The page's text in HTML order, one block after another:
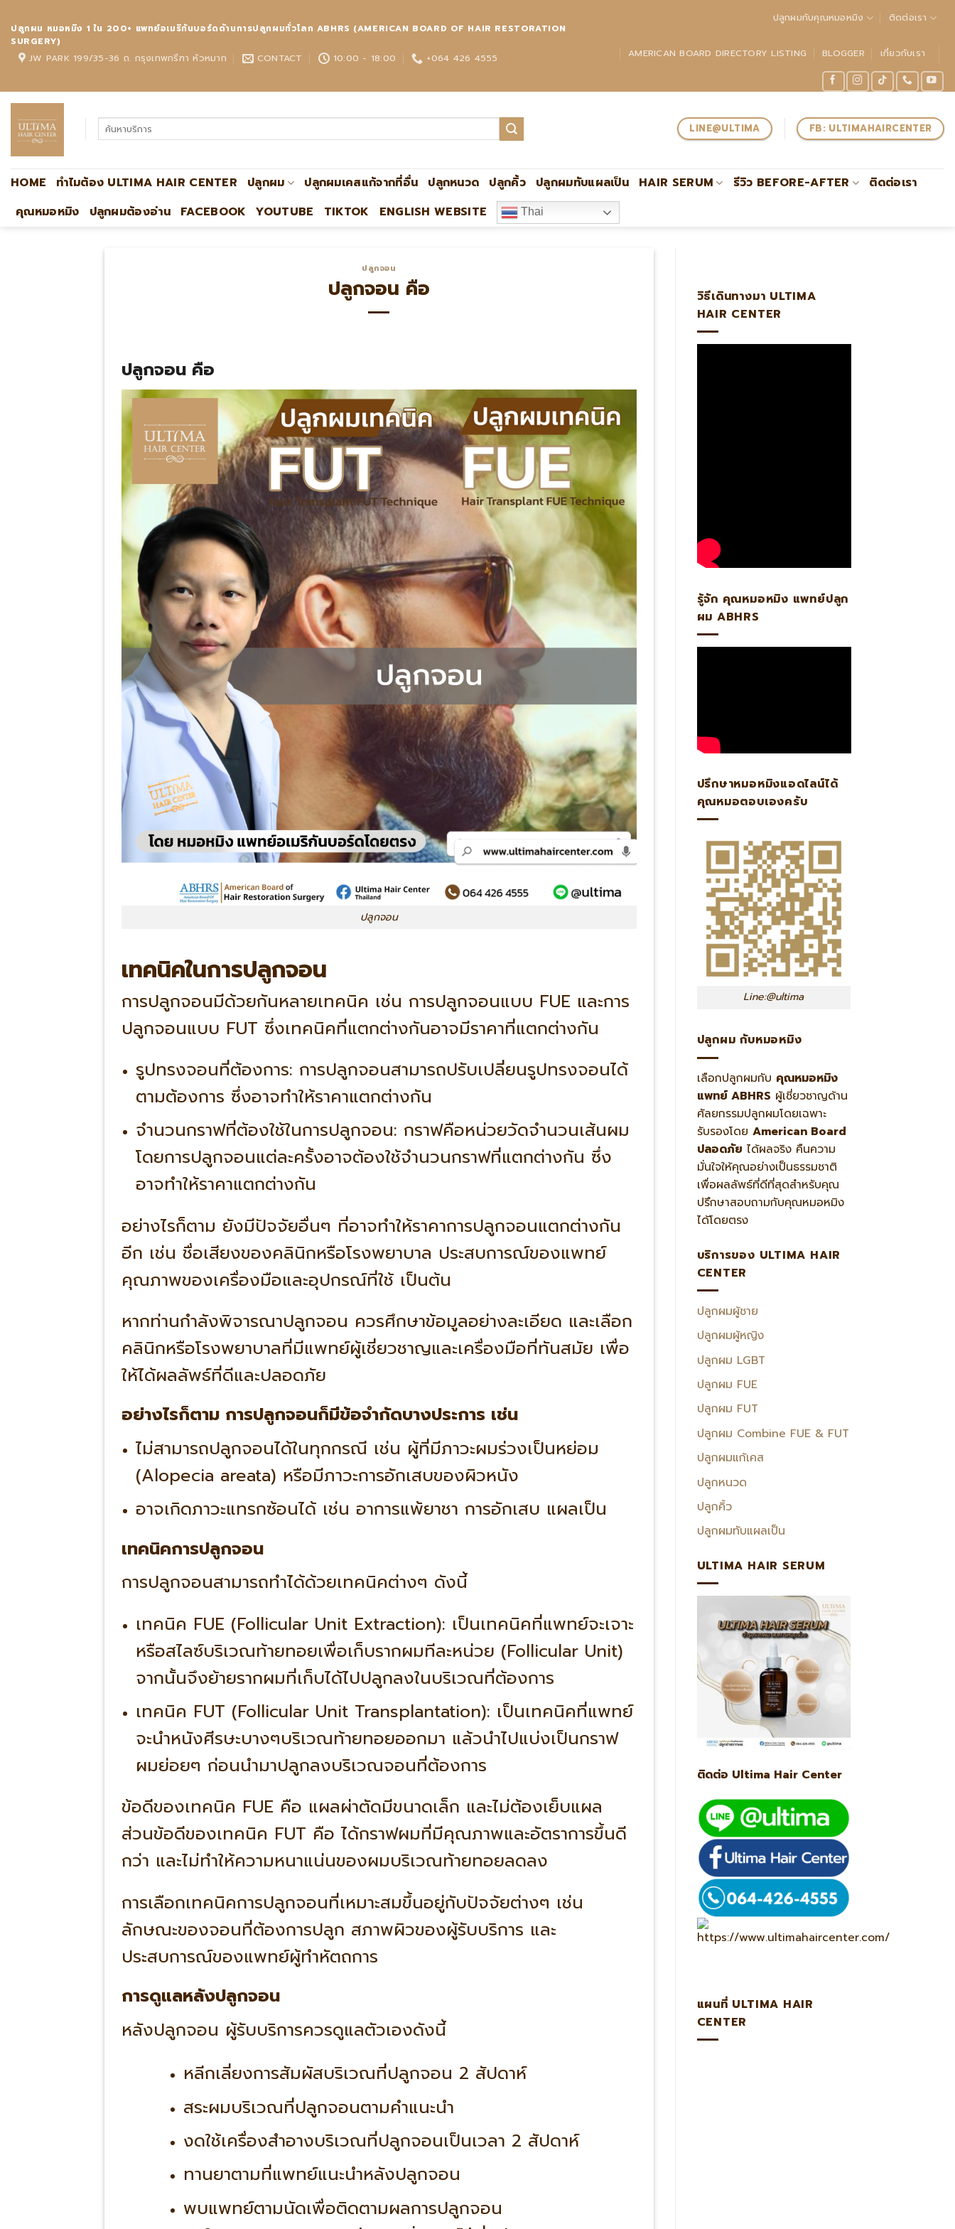
content
ปลูกผม หมอหมิง 1 ใน 200+ แพทย์อเมริกันบอร์ดด้านการปลูกผมทั่วโลก ABHRS (AMERICAN BOARD OF HAIR RESTORATION
SURGERY)
JW PARK 199/35-36 ถ. กรุงเทพกรีฑา หัวหมาก CONTACT 10:00 - 18:00 +064 426 4555
ปลูกผมกับคุณหมอหมิง ติดต่อเรา
AMERICAN BOARD DIRECTORY LISTING BLOGGER เกี่ยวกับเรา
LINE@ULTIMA FB: ULTIMAHAIRCENTER
HOME ทำไมต้อง ULTIMA HAIR CENTER ปลูกผม ปลูกผมเคสแก้จากที่อื่น ปลูกหนวด ปลูกคิ้ว ปลูกผมทับแผลเป็น HAIR SERUM รีวิว BEFORE-AFTER
ติดต่อเรา
คุณหมอหมิง
ปลูกผมต้องอ่าน FACEBOOK YOUTUBE TIKTOK ENGLISH WEBSITE Thai
ปลูกจอน
ปลูกจอน คือ
ปลูกจอน คือ
ปลูกจอน
เทคนิคในการปลูกจอน
การปลูกจอนมีด้วยกันหลายเทคนิค เช่น การปลูกจอนแบบ FUE และการ
ปลูกจอนแบบ FUT ซึ่งเทคนิคที่แตกต่างกันอาจมีราคาที่แตกต่างกัน
รูปทรงจอนที่ต้องการ: การปลูกจอนสามารถปรับเปลี่ยนรูปทรงจอนได้
ตามต้องการ ซึ่งอาจทำให้ราคาแตกต่างกัน
จำนวนกราฟที่ต้องใช้ในการปลูกจอน: กราฟคือหน่วยวัดจำนวนเส้นผม
โดยการปลูกจอนแต่ละครั้งอาจต้องใช้จำนวนกราฟที่แตกต่างกัน ซึ่ง
อาจทำให้ราคาแตกต่างกัน
อย่างไรก็ตาม ยังมีปัจจัยอื่นๆ ที่อาจทำให้ราคาการปลูกจอนแตกต่างกัน
อีก เช่น ชื่อเสียงของคลินิกหรือโรงพยาบาล ประสบการณ์ของแพทย์
คุณภาพของเครื่องมือและอุปกรณ์ที่ใช้ เป็นต้น
หากท่านกำลังพิจารณาปลูกจอน ควรศึกษาข้อมูลอย่างละเอียด และเลือก
คลินิกหรือโรงพยาบาลที่มีแพทย์ผู้เชี่ยวชาญและเครื่องมือที่ทันสมัย เพื่อ
ให้ได้ผลลัพธ์ที่ดีและปลอดภัย
อย่างไรก็ตาม การปลูกจอนก็มีข้อจำกัดบางประการ เช่น
ไม่สามารถปลูกจอนได้ในทุกกรณี เช่น ผู้ที่มีภาวะผมร่วงเป็นหย่อม
(Alopecia areata) หรือมีภาวะการอักเสบของผิวหนัง
อาจเกิดภาวะแทรกซ้อนได้ เช่น อาการแพ้ยาชา การอักเสบ แผลเป็น
เทคนิคการปลูกจอน
การปลูกจอนสามารถทำได้ด้วยเทคนิคต่างๆ ดังนี้
เทคนิค FUE (Follicular Unit Extraction): เป็นเทคนิคที่แพทย์จะเจาะ
หรือสไลซ์บริเวณท้ายทอยเพื่อเก็บรากผมทีละหน่วย (Follicular Unit)
จากนั้นจึงย้ายรากผมที่เก็บได้ไปปลูกลงในบริเวณที่ต้องการ
เทคนิค FUT (Follicular Unit Transplantation): เป็นเทคนิคที่แพทย์
จะนำหนังศีรษะบางๆบริเวณท้ายทอยออกมา แล้วนำไปแบ่งเป็นกราฟ
ผมย่อยๆ ก่อนนำมาปลูกลงบริเวณจอนที่ต้องการ
ข้อดีของเทคนิค FUE คือ แผลผ่าตัดมีขนาดเล็ก และไม่ต้องเย็บแผล
ส่วนข้อดีของเทคนิค FUT คือ ได้กราฟผมที่มีคุณภาพและอัตราการขึ้นดี
กว่า และไม่ทำให้ความหนาแน่นของผมบริเวณท้ายทอยลดลง
การเลือกเทคนิคการปลูกจอนที่เหมาะสมขึ้นอยู่กับปัจจัยต่างๆ เช่น
ลักษณะของจอนที่ต้องการปลูก สภาพผิวของผู้รับบริการ และ
ประสบการณ์ของแพทย์ผู้ทำหัตถการ
การดูแลหลังปลูกจอน
หลังปลูกจอน ผู้รับบริการควรดูแลตัวเองดังนี้
หลีกเลี่ยงการสัมผัสบริเวณที่ปลูกจอน 2 สัปดาห์
สระผมบริเวณที่ปลูกจอนตามคำแนะนำ
งดใช้เครื่องสำอางบริเวณที่ปลูกจอนเป็นเวลา 2 สัปดาห์
ทานยาตามที่แพทย์แนะนำหลังปลูกจอน
พบแพทย์ตามนัดเพื่อติดตามผลการปลูกจอน
วิธีเดินทางมา ULTIMA
HAIR CENTER
รู้จัก คุณหมอหมิง แพทย์ปลูก
ผม ABHRS
ปรึกษาหมอหมิงแอดไลน์ได้
คุณหมอตอบเองครับ
Line:@ultima
ปลูกผม กับหมอหมิง
เลือกปลูกผมกับ คุณหมอหมิง
แพทย์ ABHRS ผู้เชี่ยวชาญด้าน
ศัลยกรรมปลูกผมโดยเฉพาะ
รับรองโดย American Board
ปลอดภัย ได้ผลจริง คืนความ
มั่นใจให้คุณอย่างเป็นธรรมชาติ
เพื่อผลลัพธ์ที่ดีที่สุดสำหรับคุณ
ปรึกษาสอบถามกับคุณหมอหมิง
ได้โดยตรง
บริการของ ULTIMA HAIR
CENTER
ปลูกผมผู้ชาย
ปลูกผมผู้หญิง
ปลูกผม LGBT
ปลูกผม FUE
ปลูกผม FUT
ปลูกผม Combine FUE & FUT
ปลูกผมแก้เคส
ปลูกหนวด
ปลูกคิ้ว
ปลูกผมทับแผลเป็น
ULTIMA HAIR SERUM
ติดต่อ Ultima Hair Center
แผนที่ ULTIMA HAIR
CENTER